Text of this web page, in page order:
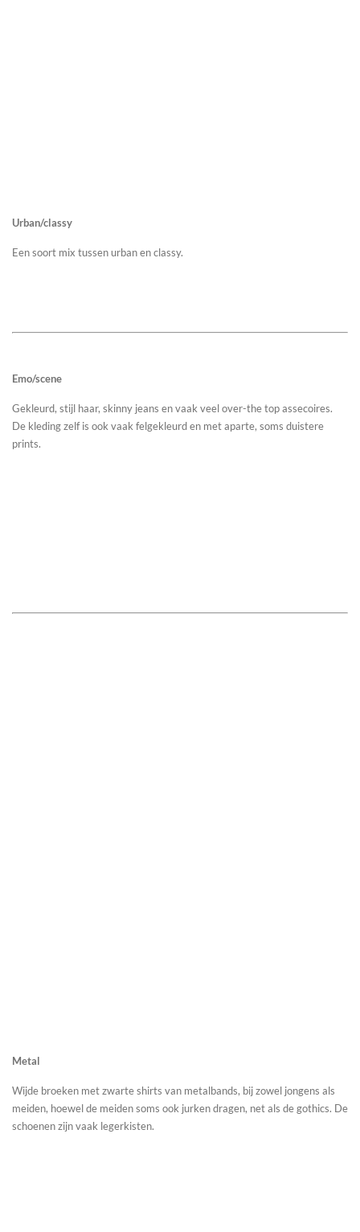
Urban/classy
Een soort mix tussen urban en classy.
Emo/scene
Gekleurd, stijl haar, skinny jeans en vaak veel over-the top assecoires.
De kleding zelf is ook vaak felgekleurd en met aparte, soms duistere
prints.
Metal
Wijde broeken met zwarte shirts van metalbands, bij zowel jongens als
meiden, hoewel de meiden soms ook jurken dragen, net als de gothics. De
schoenen zijn vaak legerkisten.